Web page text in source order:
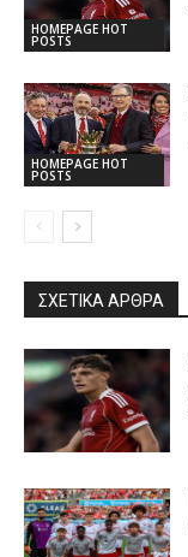
HOMEPAGE HOT
POSTS
HOMEPAGE HOT
POSTS
ΣΧΕΤΙΚΆ ΆΡΘΡΑ